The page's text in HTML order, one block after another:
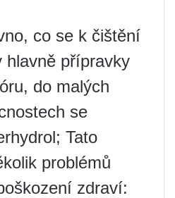
co se k čištění
hlavně přípravky
do malých
se
Tato
problémů
zdraví: